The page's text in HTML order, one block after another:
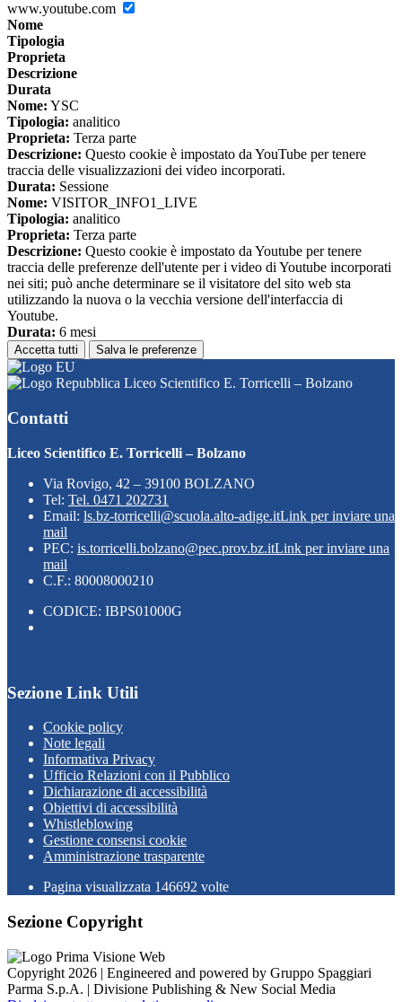
www.youtube.com
Nome
Tipologia
Proprieta
Descrizione
Durata
Nome: YSC
Tipologia: analitico
Proprieta: Terza parte
Descrizione: Questo cookie è impostato da YouTube per tenere
traccia delle visualizzazioni dei video incorporati.
Durata: Sessione
Nome: VISITOR_INFO1_LIVE
Tipologia: analitico
Proprieta: Terza parte
Descrizione: Questo cookie è impostato da Youtube per tenere
traccia delle preferenze dell'utente per i video di Youtube incorporati
nei siti; può anche determinare se il visitatore del sito web sta
utilizzando la nuova o la vecchia versione dell'interfaccia di
Youtube.
Durata: 6 mesi
Accetta tutti Salva le preferenze
Liceo Scientifico E. Torricelli – Bolzano
Contatti
Liceo Scientifico E. Torricelli – Bolzano
Via Rovigo, 42 – 39100 BOLZANO
Tel: Tel. 0471 202731
Email: ls.bz-torricelli@scuola.alto-adige.itLink per inviare una
mail
PEC: is.torricelli.bolzano@pec.prov.bz.itLink per inviare una
mail
C.F.: 80008000210
CODICE: IBPS01000G
Sezione Link Utili
Cookie policy
Note legali
Informativa Privacy
Ufficio Relazioni con il Pubblico
Dichiarazione di accessibilità
Obiettivi di accessibilità
Whistleblowing
Gestione consensi cookie
Amministrazione trasparente
Pagina visualizzata 146692 volte
Sezione Copyright
Copyright 2026 | Engineered and powered by Gruppo Spaggiari
Parma S.p.A. | Divisione Publishing & New Social Media